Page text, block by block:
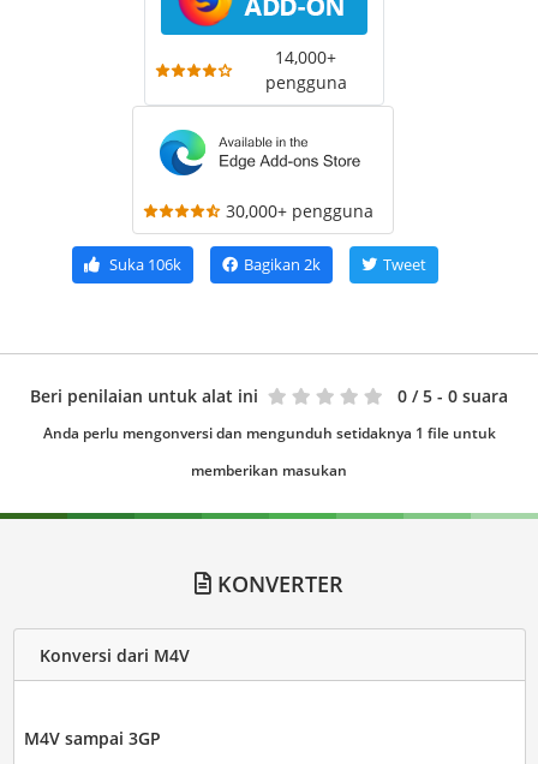
14,000+
pengguna
30,000+ pengguna
Suka106k Bagikan 2k Tweet
Beri penilaian untuk alat ini 0 / 5 - 0 suara
Anda perlu mengonversi dan mengunduh setidaknya 1 file untuk
memberikan masukan
KONVERTER
Konversi dari M4V
M4V sampai 3GP